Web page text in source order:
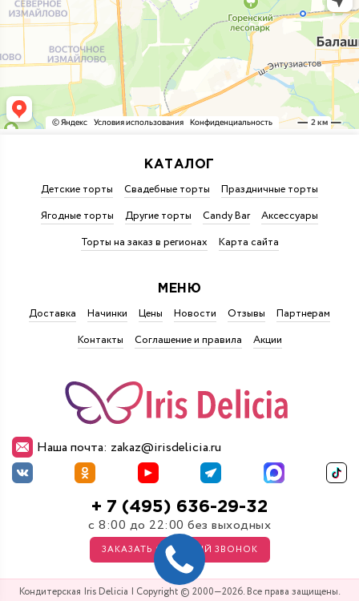
Наша почта: zakaz@irisdelicia.ru
+ 7 (495) 636-29-32
с 8:00 до 22:00 без выходных
ЗАКАЗАТЬ ОБРАТНЫЙ ЗВОНОК
КАТАЛОГ
Детские торты Свадебные торты
Праздничные торты
Ягодные торты
Другие торты Candy Bar
Аксессуары
Торты на заказ в регионах
Карта сайта
МЕНЮ
Доставка Начинки Цены Новости Отзывы
Партнерам
Контакты
Соглашение и правила Акции
Кондитерская Iris Delicia | Copyright © 2000—2026. Все права защищены.